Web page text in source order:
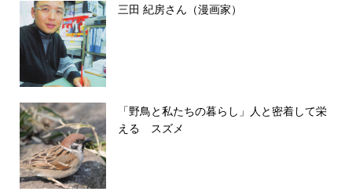
三田 紀房さん（漫画家）
「野鳥と私たちの暮らし」人と密着して栄
える スズメ